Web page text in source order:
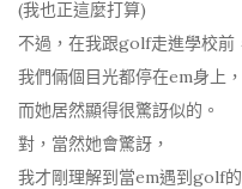
(我也正這麼打算)
不過，在我跟golf走進學校前
我們倆個目光都停在em身上，
而她居然顯得很驚訝似的。
對，當然她會驚訝，
我才剛理解到當em遇到golf的